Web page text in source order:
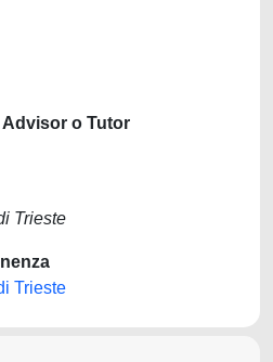
Advisor o Tutor
Trieste
Trieste